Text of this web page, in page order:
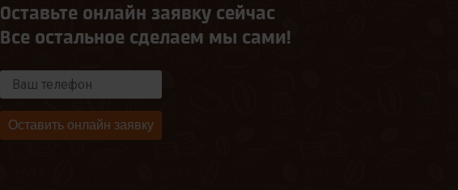
Оставьте онлайн заявку сейчас
Все остальное сделаем мы сами!
Оставить онлайн заявку